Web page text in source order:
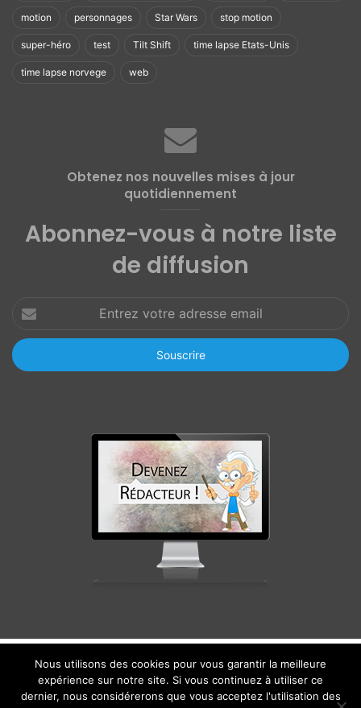
u
r
motion personnages Star Wars stop motion
super-héro test Tilt Shift time lapse Etats-Unis
time lapse norvege web
Obtenez nos nouvelles mises à jour
quotidiennement
Abonnez-vous à notre liste
de diffusion
Entrez
votre
adresse
email
© Copyright 2008 - 2026 | AlexBlog parAlexandre ARSAC.
Blog
Mentions légales Partenariat – Annonceurs
Nous utilisons des cookies pour vous garantir la meilleure
expérience sur notre site. Si vous continuez à utiliser ce
dernier, nous considérerons que vous acceptez l'utilisation des